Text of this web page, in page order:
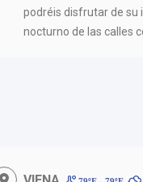
podréis disfrutar de su
nocturno de las calles